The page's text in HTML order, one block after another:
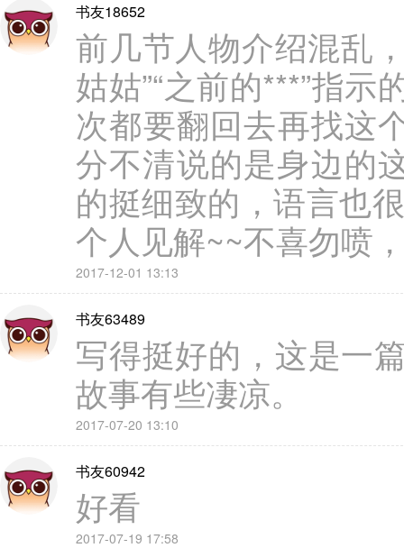
书友18652
前几节人物介绍混乱
姑姑”“之前的***”指
次都要翻回去再找这
分不清说的是身边的
的挺细致的，语言也
个人见解~~不喜勿喷
2017-12-01 13:13
书友63489
写得挺好的，这是一
故事有些凄凉。
2017-07-20 13:10
书友60942
好看
2017-07-19 17:58